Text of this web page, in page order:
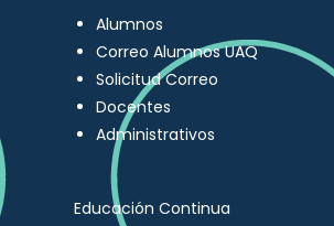
Alumnos
Correo Alumnos UAQ
Solicitud Correo
Docentes
Administrativos
Educación Continua